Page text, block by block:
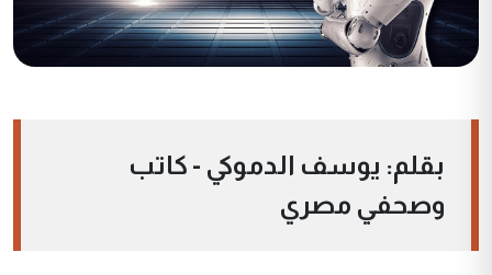
بقلم: يوسف الدموكي - كاتب
وصحفي مصري